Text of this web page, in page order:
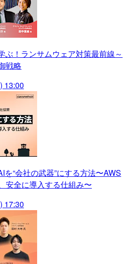
ぶ！ランサムウェア対策最前線～
戦略
13:00
を“会社の武器”にする方法〜AWS
安全に導入する仕組み〜
17:30